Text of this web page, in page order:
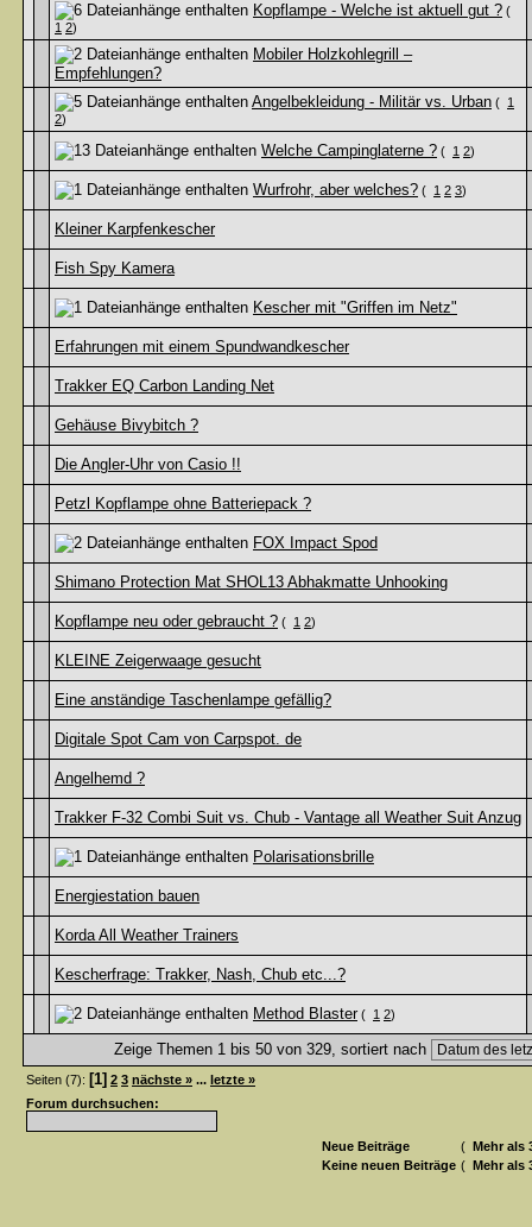
Kopflampe - Welche ist aktuell gut ? (
1 2)
Mobiler Holzkohlegrill –
Empfehlungen?
Angelbekleidung - Militär vs. Urban ( 1
2)
Welche Campinglaterne ? ( 1 2)
Wurfrohr, aber welches? ( 1 2 3)
Kleiner Karpfenkescher
Fish Spy Kamera
Kescher mit "Griffen im Netz"
Erfahrungen mit einem Spundwandkescher
Trakker EQ Carbon Landing Net
Gehäuse Bivybitch ?
Die Angler-Uhr von Casio !!
Petzl Kopflampe ohne Batteriepack ?
FOX Impact Spod
Shimano Protection Mat SHOL13 Abhakmatte Unhooking
Kopflampe neu oder gebraucht ? ( 1 2)
KLEINE Zeigerwaage gesucht
Eine anständige Taschenlampe gefällig?
Digitale Spot Cam von Carpspot. de
Angelhemd ?
Trakker F-32 Combi Suit vs. Chub - Vantage all Weather Suit Anzug
Polarisationsbrille
Energiestation bauen
Korda All Weather Trainers
Kescherfrage: Trakker, Nash, Chub etc...?
Method Blaster ( 1 2)
Zeige Themen 1 bis 50 von 329, sortiert nach
Seiten (7): [1] 2 3 nächste » ... letzte »
Forum durchsuchen:
Neue Beiträge ( Mehr als
Keine neuen Beiträge ( Mehr als